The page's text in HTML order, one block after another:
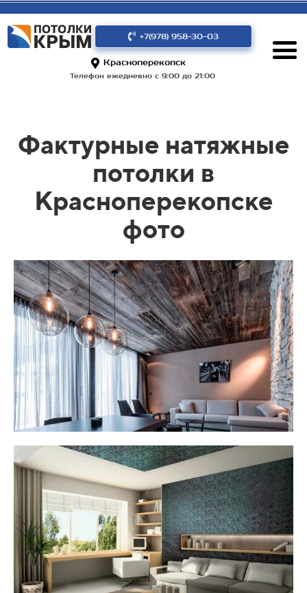
+7(978) 958-30-03
Красноперекопск
Телефон ежедневно с 9:00 до 21:00
Фактурные натяжные
потолки в
Красноперекопске
фото